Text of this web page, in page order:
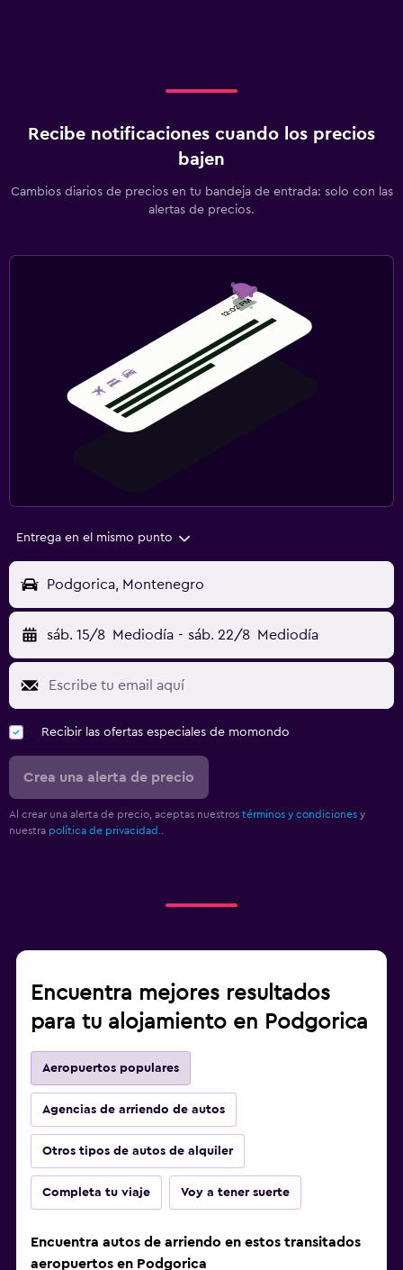
Recibe notificaciones cuando los precios
bajen
Cambios diarios de precios en tu bandeja de entrada: solo con las
alertas de precios.
Entrega en el mismo punto
Podgorica, Montenegro
sáb. 15/8 Mediodía - sáb. 22/8 Mediodía
Recibir las ofertas especiales de momondo
Crea una alerta de precio
Al crear una alerta de precio, aceptas nuestros términos y condiciones y
nuestra política de privacidad..
Encuentra mejores resultados
para tu alojamiento en Podgorica
Aeropuertos populares
Agencias de arriendo de autos
Otros tipos de autos de alquiler
Completa tu viaje Voy a tener suerte
Encuentra autos de arriendo en estos transitados
aeropuertos en Podgorica